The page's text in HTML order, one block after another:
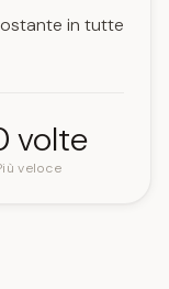
in tutte
volte
veloce